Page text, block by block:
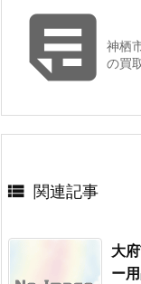
神栖
の買
 関連記事
大
ー